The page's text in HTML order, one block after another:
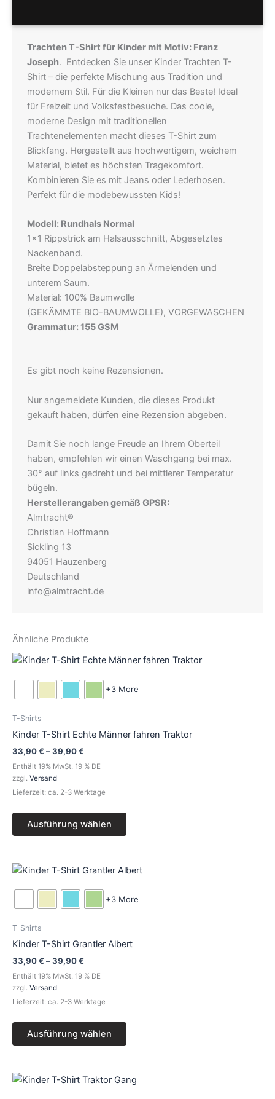
Trachten T-Shirt für Kinder mit Motiv: Franz
Joseph. Entdecken Sie unser Kinder Trachten T-
Shirt – die perfekte Mischung aus Tradition und
modernem Stil. Für die Kleinen nur das Beste! Ideal
für Freizeit und Volksfestbesuche. Das coole,
moderne Design mit traditionellen
Trachtenelementen macht dieses T-Shirt zum
Blickfang. Hergestellt aus hochwertigem, weichem
Material, bietet es höchsten Tragekomfort.
Kombinieren Sie es mit Jeans oder Lederhosen.
Perfekt für die modebewussten Kids!
Modell: Rundhals Normal
1×1 Rippstrick am Halsausschnitt, Abgesetztes
Nackenband.
Breite Doppelabsteppung an Ärmelenden und
unterem Saum.
Material: 100% Baumwolle
(GEKÄMMTE BIO-BAUMWOLLE), VORGEWASCHEN
Grammatur: 155 GSM
Es gibt noch keine Rezensionen.
Nur angemeldete Kunden, die dieses Produkt
gekauft haben, dürfen eine Rezension abgeben.
Damit Sie noch lange Freude an Ihrem Oberteil
haben, empfehlen wir einen Waschgang bei max.
30° auf links gedreht und bei mittlerer Temperatur
bügeln.
Herstellerangaben gemäß GPSR:
Almtracht®
Christian Hoffmann
Sickling 13
94051 Hauzenberg
Deutschland
info@almtracht.de
Ähnliche Produkte
+3 More
T-Shirts
Kinder T-Shirt Echte Männer fahren Traktor
33,90€ –39,90€
Preisspanne:
bis
39,90 €
Enthält 19% MwSt. 19 % DE
zzgl. Versand
Lieferzeit: ca. 2-3 Werktage
Ausführung wählen
Dieses
weist
auf.
gewählt
+3 More
T-Shirts
Kinder T-Shirt Grantler Albert
33,90€ –39,90€
Preisspanne:
33,90 €
bis
39,90 €
Enthält 19% MwSt. 19 % DE
zzgl. Versand
Lieferzeit: ca. 2-3 Werktage
Ausführung wählen
Dieses
weist
auf.
gewählt
Preisspanne:Dieses